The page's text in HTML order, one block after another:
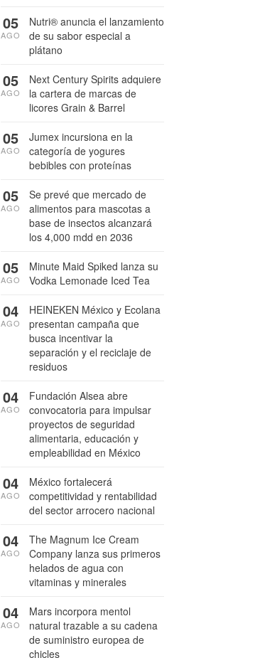
Nutri® anuncia el lanzamiento
de su sabor especial a
plátano
05
AGO
Next Century Spirits adquiere
la cartera de marcas de
licores Grain & Barrel
05
AGO
Jumex incursiona en la
categoría de yogures
bebibles con proteínas
05
AGO
Se prevé que mercado de
alimentos para mascotas a
base de insectos alcanzará
los 4,000 mdd en 2036
05
AGO
Minute Maid Spiked lanza su
Vodka Lemonade Iced Tea
05
AGO
HEINEKEN México y Ecolana
presentan campaña que
busca incentivar la
separación y el reciclaje de
residuos
04
AGO
Fundación Alsea abre
convocatoria para impulsar
proyectos de seguridad
alimentaria, educación y
empleabilidad en México
04
AGO
México fortalecerá
competitividad y rentabilidad
del sector arrocero nacional
04
AGO
The Magnum Ice Cream
Company lanza sus primeros
helados de agua con
vitaminas y minerales
04
AGO
Mars incorpora mentol
natural trazable a su cadena
de suministro europea de
chicles
04
AGO